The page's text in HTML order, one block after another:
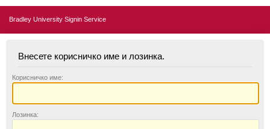
Bradley University Signin Service
Внесете корисничко име и лозинка.
Корисничко име:
Лозинка: